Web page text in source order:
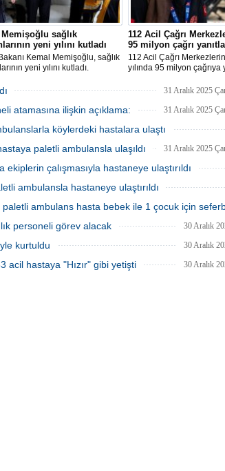
Memişoğlu sağlık
yeni yılını kutladı
Kemal Memişoğlu, sağlık
yeni yılını kutladı.
112 Acil Çağrı
95 milyon çağrı
112 Acil Çağrı
yılında 95 milyon çağrıya
sağlandı.
31 Aralık 2025
atamasına ilişkin açıklama: 31 Aralık 2025
köylerdeki hastalara ulaştı
31 Aralık 2025
paletli ambulansla ulaşıldı 31 Aralık 2025
çalışmasıyla hastaneye ulaştırıldı
ambulansla hastaneye ulaştırıldı
31 Aralık 2025
ambulans hasta bebek ile 1 çocuk için
31 Aralık 2025
personeli görev alacak 30 Aralık
kurtuldu 30 Aralık
acil hastaya "Hızır" gibi yetişti 30 Aralık